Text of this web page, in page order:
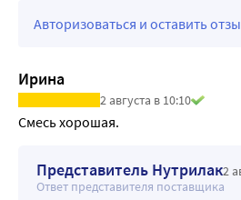
Авторизоваться и оставить
Ирина
2 августа в 10:10
Смесь хорошая.
Представитель Нутрилак2
Ответ представителя поставщика